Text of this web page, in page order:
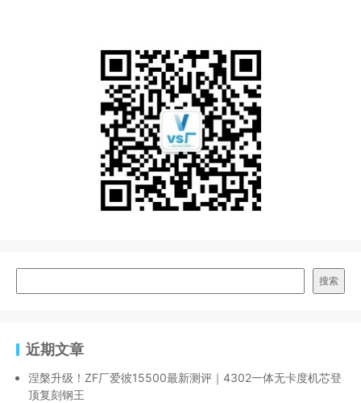
搜索
近期文章
涅槃升级！ZF厂爱彼15500最新测评｜4302一体无卡度机芯登
顶复刻钢王